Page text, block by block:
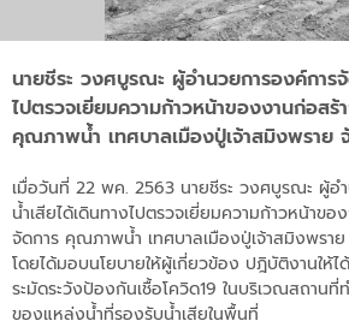
นายชีระ วงศบูรณะ ผู้อำนวยการองค์การ
ไปตรวจเยี่ยมความก้าวหน้าของงานก่อสร้
คุณภาพน้ำ เทศบาลเมืองปู่เจ้าสมิงพราย
เมื่อวันที่ 22 พค. 2563 นายชีระ วงศบูรณะ ผู้อ
น้ำเสียได้เดินทางไปตรวจเยี่ยมความก้าวหน้าข
จัดการ คุณภาพน้ำ เทศบาลเมืองปู่เจ้าสมิงพรา
โดยได้มอบนโยบายให้ผู้เกี่ยวข้อง ปฎิบัติงานให้
ระมัดระวังป้องกันเชื้อโควิด19 ในบริเวณสถานที่
ของแหล่งน้ำที่รองรับน้ำเสียในพื้นที่